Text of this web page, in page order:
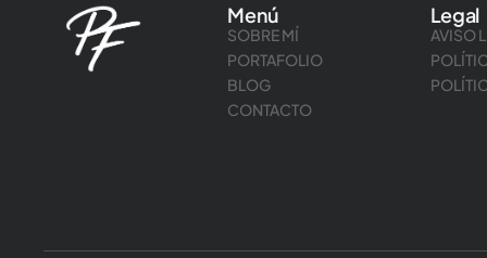
Menú
SOBRE MÍ
PORTAFOLIO
BLOG
CONTACTO
Legal
AVISO